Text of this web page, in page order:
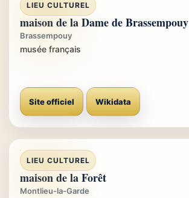
LIEU CULTUREL
maison de la Dame de Brassempouy
Brassempouy
musée français
Site officiel Wikidata
LIEU CULTUREL
maison de la Forêt
Montlieu-la-Garde